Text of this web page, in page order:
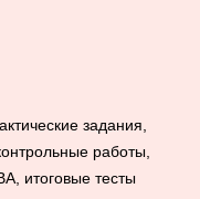
задания,
работы,
итоговые тесты